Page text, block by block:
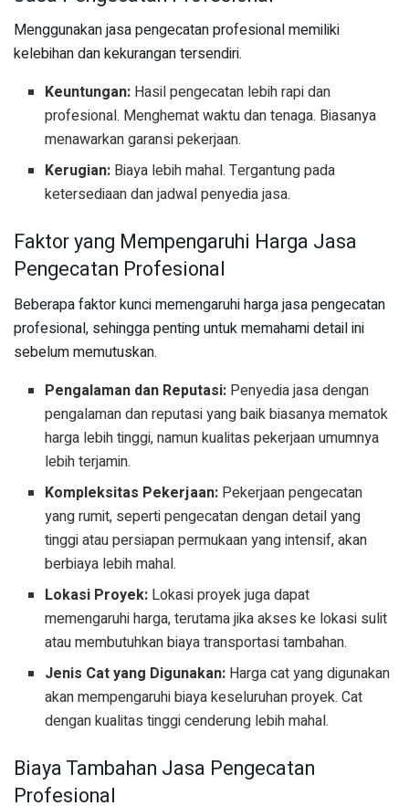
Menggunakan jasa pengecatan profesional memiliki
kelebihan dan kekurangan tersendiri.
Keuntungan: Hasil pengecatan lebih rapi dan
profesional. Menghemat waktu dan tenaga. Biasanya
menawarkan garansi pekerjaan.
Kerugian: Biaya lebih mahal. Tergantung pada
ketersediaan dan jadwal penyedia jasa.
Faktor yang Mempengaruhi Harga Jasa
Pengecatan Profesional
Beberapa faktor kunci memengaruhi harga jasa pengecatan
profesional, sehingga penting untuk memahami detail ini
sebelum memutuskan.
Pengalaman dan Reputasi: Penyedia jasa dengan
pengalaman dan reputasi yang baik biasanya mematok
harga lebih tinggi, namun kualitas pekerjaan umumnya
lebih terjamin.
Kompleksitas Pekerjaan: Pekerjaan pengecatan
yang rumit, seperti pengecatan dengan detail yang
tinggi atau persiapan permukaan yang intensif, akan
berbiaya lebih mahal.
Lokasi Proyek: Lokasi proyek juga dapat
memengaruhi harga, terutama jika akses ke lokasi sulit
atau membutuhkan biaya transportasi tambahan.
Jenis Cat yang Digunakan: Harga cat yang digunakan
akan mempengaruhi biaya keseluruhan proyek. Cat
dengan kualitas tinggi cenderung lebih mahal.
Biaya Tambahan Jasa Pengecatan
Profesional